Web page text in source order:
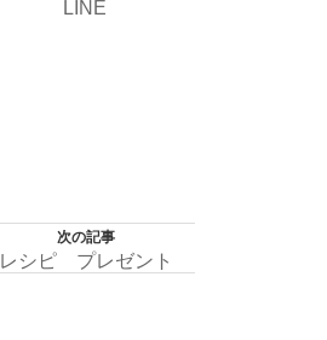
LINE
次の記事
レシピ プレゼント